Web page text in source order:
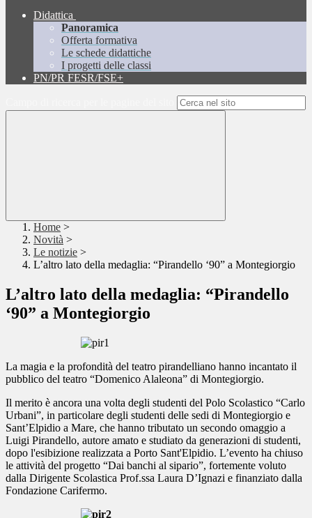
Didattica
Panoramica
Offerta formativa
Le schede didattiche
I progetti delle classi
PN/PR FESR/FSE+
Home >
Novità >
Le notizie >
L’altro lato della medaglia: “Pirandello ‘90” a Montegiorgio
L’altro lato della medaglia: “Pirandello
‘90” a Montegiorgio
La magia e la profondità del teatro pirandelliano hanno incantato il
pubblico del teatro “Domenico Alaleona” di Montegiorgio.
Il merito è ancora una volta degli studenti del Polo Scolastico “Carlo
Urbani”, in particolare degli studenti delle sedi di Montegiorgio e
Sant’Elpidio a Mare, che hanno tributato un secondo omaggio a
Luigi Pirandello, autore amato e studiato da generazioni di studenti,
dopo l'esibizione realizzata a Porto Sant'Elpidio. L’evento ha chiuso
le attività del progetto “Dai banchi al sipario”, fortemente voluto
dalla Dirigente Scolastica Prof.ssa Laura D’Ignazi e finanziato dalla
Fondazione Carifermo.